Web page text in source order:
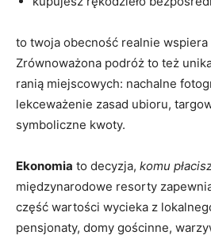
to twoja obecność realnie wspiera
Zrównoważona podróż to też
ranią miejscowych: nachalne
lekceważenie zasad ubioru,
symboliczne kwoty.
Ekonomia to decyzja, komu
międzynarodowe resorty
część wartości wycieka z
pensjonaty, domy gościnne,